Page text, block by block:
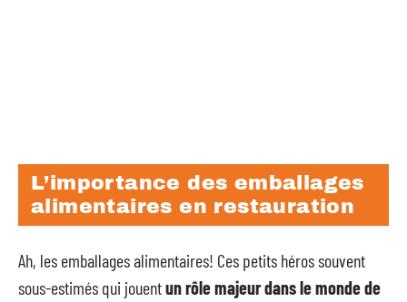
L’importance des emballages
alimentaires en restauration
Ah, les emballages alimentaires! Ces petits héros souvent
sous-estimés qui jouentun rôle majeur dans le monde de